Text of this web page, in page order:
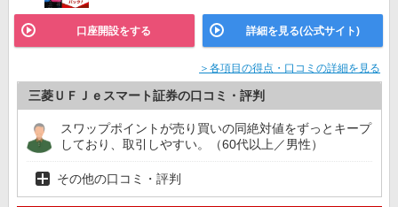
口座開設をする 詳細を見る(公式サイト)
＞各項目の得点・口コミの詳細を見る
三菱ＵＦＪｅスマート証券の口コミ・評判
スワップポイントが売り買いの同絶対値をずっとキープ
しており、取引しやすい。（60代以上／男性）
その他の口コミ・評判